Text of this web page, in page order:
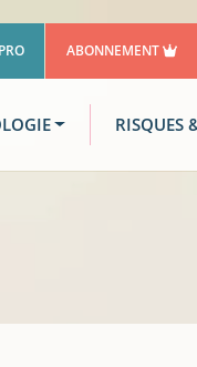
ABONNEMENT
RISQUES